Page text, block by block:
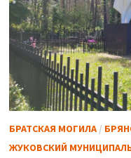
БРАТСКАЯ МОГИЛА/
ЖУКОВСКИЙ